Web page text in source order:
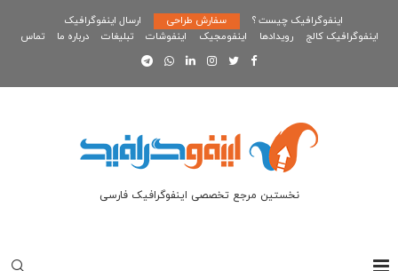
اینفوگرافیک چیست ؟ سفارش طراحی
ارسال اینفوگرافیک
اینفوگرافیک کالج
رویدادها اینفومجیک اینفوشات تبلیغات درباره ما تماس
نخستین مرجع تخصصی اینفوگرافیک فارسی